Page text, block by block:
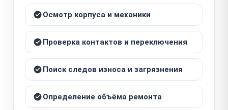
Осмотр корпуса и механики
Проверка контактов и переключения
Поиск следов износа и загрязнения
Определение объёма ремонта